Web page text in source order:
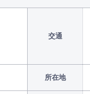
交通
所在地